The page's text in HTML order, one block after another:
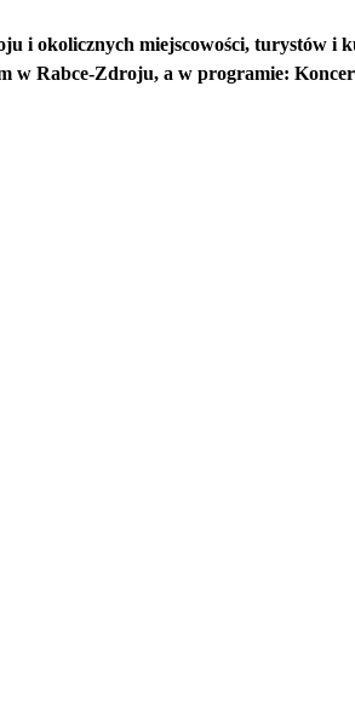
i okolicznych miejscowości, turystów i
Rabce-Zdroju, a w programie: